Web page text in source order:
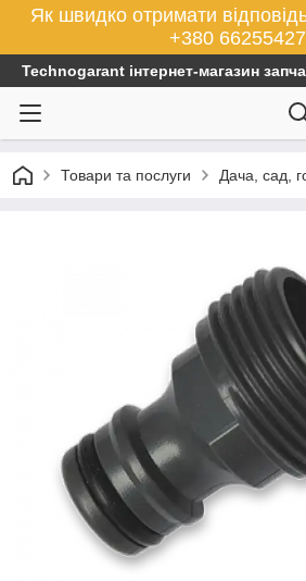
Як швидко отримати
+380
Technogarant інтернет-магазин
Товари та послуги Дача, сад,